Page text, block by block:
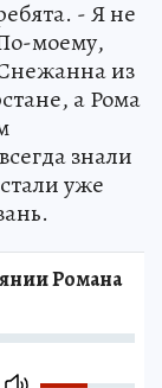
- Я не
моему,
из
а Рома
знали
уже
Романа